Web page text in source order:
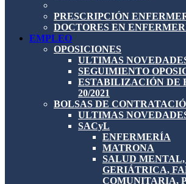
PRESCRIPCIÓN
DOCTORES EN
EMPLEO
OPOSICIONES
ULTIMAS
SEGUIMIENTO
ESTABILIZACIÓN DE
20/2021
BOLSAS DE
ULTIMAS
SACyL
ENFERMERÍA
MATRONA
SALUD
GERIÁTRICA,
COMUNITARIA,